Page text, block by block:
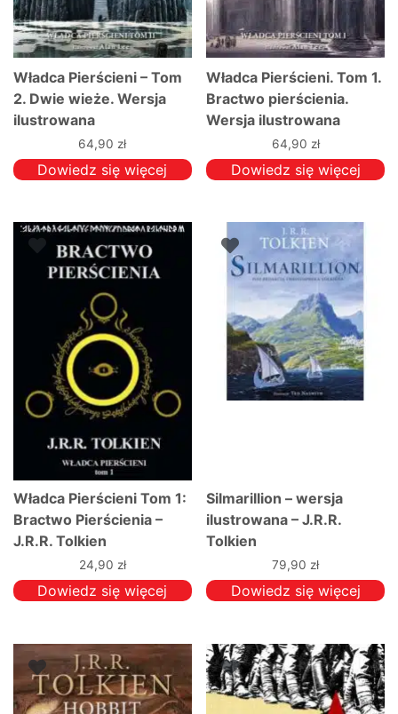
Władca Pierścieni – Tom
2. Dwie wieże. Wersja
ilustrowana
64,90 zł
Dowiedz się więcej
Władca Pierścieni. Tom 1.
Bractwo pierścienia.
Wersja ilustrowana
64,90 zł
Dowiedz się więcej
Władca Pierścieni Tom 1:
Bractwo Pierścienia –
J.R.R. Tolkien
24,90 zł
Dowiedz się więcej
Silmarillion – wersja
ilustrowana – J.R.R.
Tolkien
79,90zł
Dowiedz się więcej